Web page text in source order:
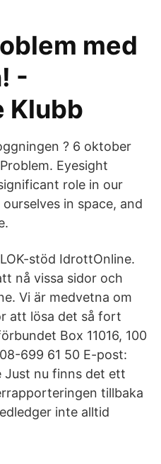
med
-
Klubb
? 6 oktober
Eyesight
role in our
in space, and
stöd IdrottOnline.
nå vissa sidor och
Vi är medvetna om
att lösa det så fort
Box 11016, 100
699 61 50 E-post:
Just nu finns det ett
tillbaka
inte alltid